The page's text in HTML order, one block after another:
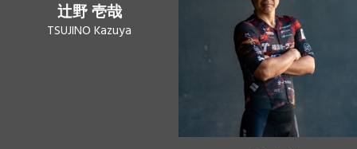
辻野 壱哉
TSUJINO Kazuya